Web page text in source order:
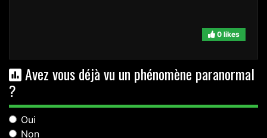
0 likes
Avez vous déjà vu un phénomène paranormal
?
Oui
Non